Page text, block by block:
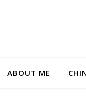
ABOUT ME